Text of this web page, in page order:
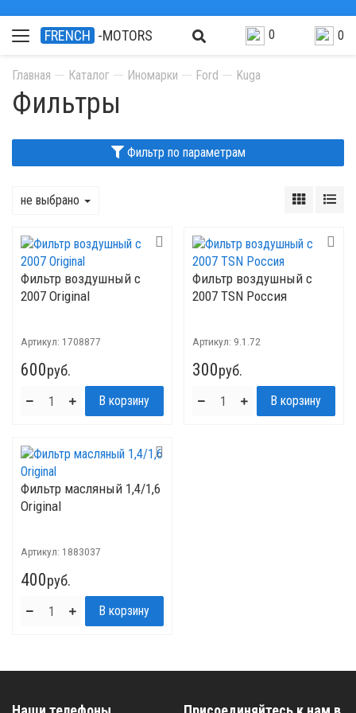
FRENCH -MOTORS 0 0
Главная Каталог Иномарки Ford Kuga
Фильтры
Фильтр по параметрам
не выбрано
Фильтр воздушный с
2007 Original
Артикул: 1708877
600руб.
Фильтр воздушный с
2007 TSN Россия
Артикул: 9.1.72
300руб.
Фильтр масляный 1,4/1,6
Original
Артикул: 1883037
400руб.